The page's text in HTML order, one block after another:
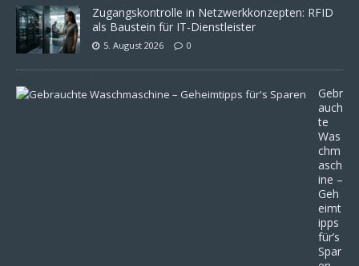
Zugangskontrolle in Netzwerkkonzepten: RFID
als Baustein für IT-Dienstleister
5. August 2026 0
Gebr
auch
te
Was
chm
asch
ine –
Geh
eimt
ipps
für’s
Spar